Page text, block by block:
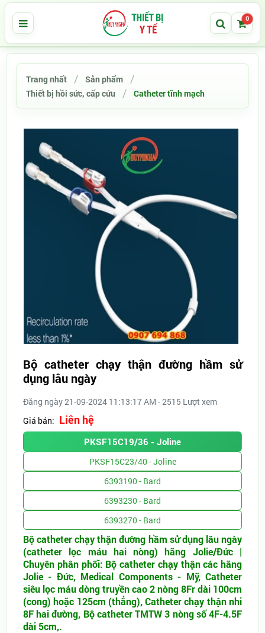
0
Trang nhất
Sản phẩm
Thiết bị hồi sức, cấp cứu
Catheter tĩnh mạch
Bộ catheter chạy thận đường hầm sử
dụng lâu ngày
Đăng ngày 21-09-2024 11:13:17 AM - 2515 Lượt xem
Giá bán: Liên hệ
PKSF15C19/36 - Joline
PKSF15C23/40 - Joline
6393190 - Bard
6393230 - Bard
6393270 - Bard
Bộ catheter chạy thận đường hầm sử dụng lâu ngày
(catheter lọc máu hai nòng) hãng Jolie/Đức |
Chuyên phân phối: Bộ catheter chạy thận các hãng
Jolie - Đức, Medical Components - Mỹ, Catheter
siêu lọc máu dòng truyền cao 2 nòng 8Fr dài 100cm
(cong) hoặc 125cm (thẳng), Catheter chạy thận nhi
8F hai đường, Bộ catheter TMTW 3 nòng số 4F-4.5F
dài 5cm,.